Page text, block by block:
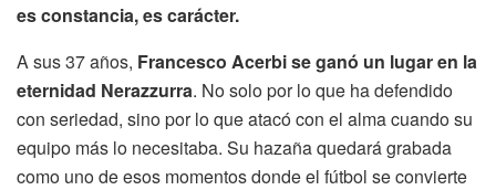
es constancia, es carácter.
A sus 37 años, Francesco Acerbi se ganó un lugar en la
eternidad Nerazzurra. No solo por lo que ha defendido
con seriedad, sino por lo que atacó con el alma cuando su
equipo más lo necesitaba. Su hazaña quedará grabada
como uno de esos momentos donde el fútbol se convierte